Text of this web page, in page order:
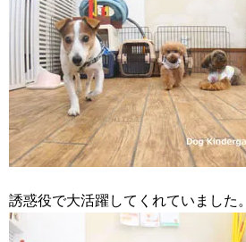
誘惑役で大活躍してくれていました。